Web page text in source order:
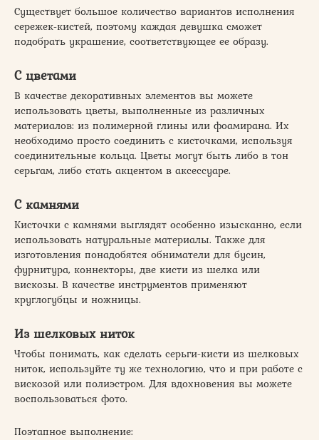
Существует большое количество вариантов исполнения
сережек-кистей, поэтому каждая девушка сможет
подобрать украшение, соответствующее ее образу.
С цветами
В качестве декоративных элементов вы можете
использовать цветы, выполненные из различных
материалов: из полимерной глины или фоамирана. Их
необходимо просто соединить с кисточками, используя
соединительные кольца. Цветы могут быть либо в тон
серьгам, либо стать акцентом в аксессуаре.
С камнями
Кисточки с камнями выглядят особенно изысканно, если
использовать натуральные материалы. Также для
изготовления понадобятся обниматели для бусин,
фурнитура, коннекторы, две кисти из шелка или
вискозы. В качестве инструментов применяют
круглогубцы и ножницы.
Из шелковых ниток
Чтобы понимать, как сделать серьги-кисти из шелковых
ниток, используйте ту же технологию, что и при работе с
вискозой или полиэстром. Для вдохновения вы можете
воспользоваться фото.
Поэтапное выполнение: